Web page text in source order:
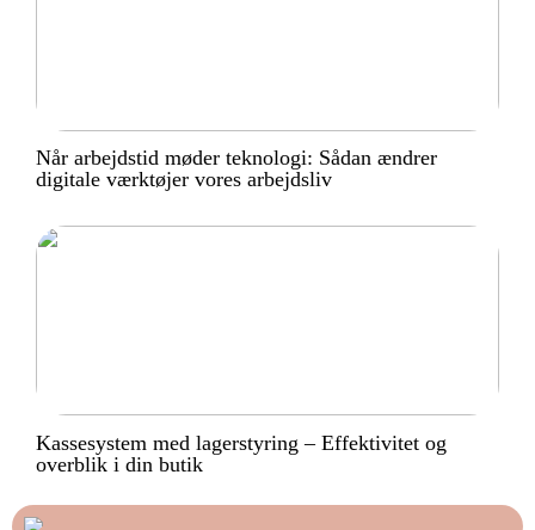
Når arbejdstid møder teknologi: Sådan ændrer
digitale værktøjer vores arbejdsliv
Kassesystem med lagerstyring – Effektivitet og
overblik i din butik